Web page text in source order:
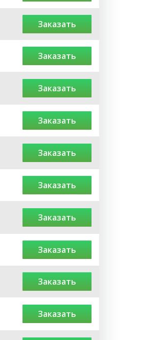
заказать
заказать
заказать
заказать
заказать
заказать
заказать
заказать
заказать
заказать